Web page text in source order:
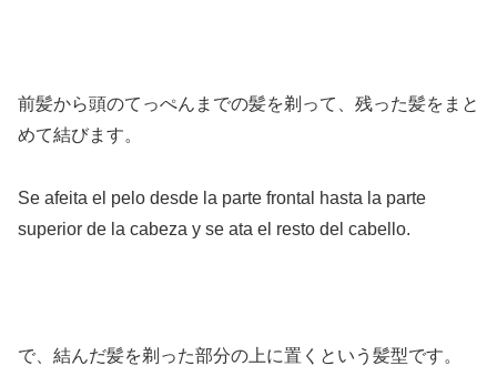
前髪から頭のてっぺんまでの髪を剃って、残った髪をまと
めて結びます。
Se afeita el pelo desde la parte frontal hasta la parte
superior de la cabeza y se ata el resto del cabello.
で、結んだ髪を剃った部分の上に置くという髪型です。